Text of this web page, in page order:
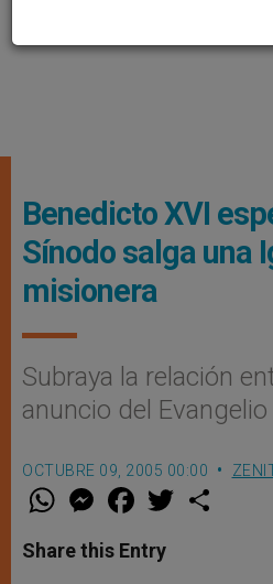
Benedicto XVI
Sínodo salga una
misionera
Subraya la relación
anuncio del Evangelio
OCTUBRE 09, 2005 00:00
W
t
s
M
e
s
e
F
a
e
b
w
Share this Entry